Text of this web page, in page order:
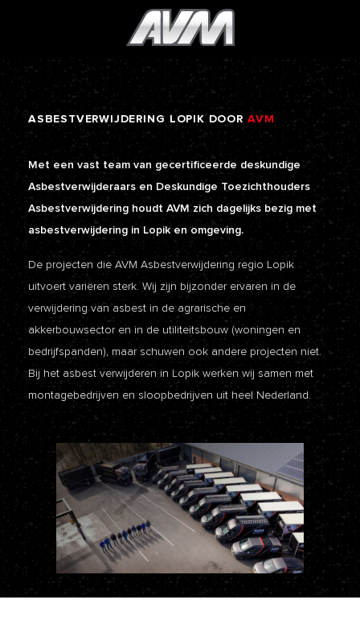
ASBESTVERWIJDERING LOPIK DOOR AVM
Met een vast team van gecertificeerde deskundige
Asbestverwijderaars en Deskundige Toezichthouders
Asbestverwijdering houdt AVM zich dagelijks bezig met
asbestverwijdering in Lopik en omgeving.
De projecten die AVM Asbestverwijdering regio Lopik
uitvoert variëren sterk. Wij zijn bijzonder ervaren in de
verwijdering van asbest in de agrarische en
akkerbouwsector en in de utiliteitsbouw (woningen en
bedrijfspanden), maar schuwen ook andere projecten niet.
Bij het asbest verwijderen in Lopik werken wij samen met
montagebedrijven en sloopbedrijven uit heel Nederland.